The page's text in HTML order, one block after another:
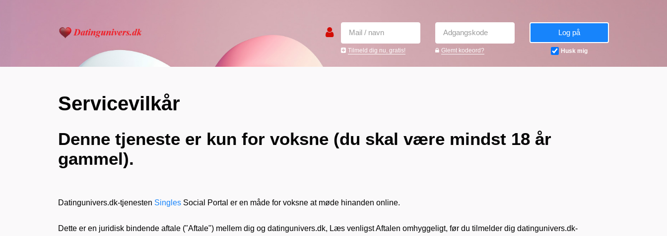
Tilmeld dig nu, gratis! Glemt kodeord?
Log på
Husk mig
Servicevilkår
Denne tjeneste er kun for voksne (du skal være mindst 18 år
gammel).
Datingunivers.dk-tjenesten Singles Social Portal er en måde for voksne at møde hinanden online.
Dette er en juridisk bindende aftale ("Aftale") mellem dig og datingunivers.dk, Læs venligst Aftalen omhyggeligt, før du tilmelder dig datingunivers.dk-